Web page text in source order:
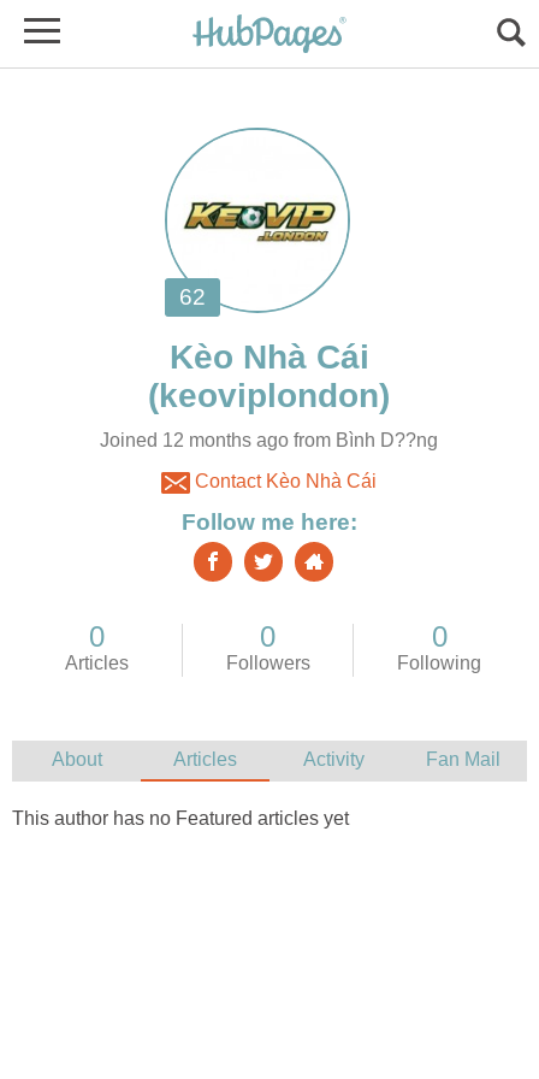
Joined 12 months ago from Bình D??ng
Contact Kèo Nhà Cái